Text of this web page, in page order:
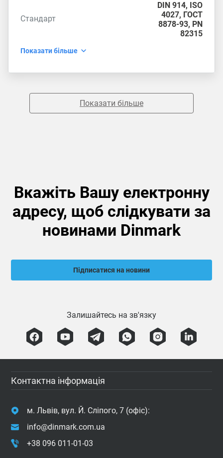
Стандарт
DIN 914, ISO
4027, ГОСТ
8878-93, PN
82315
Показати більше
Показати більше
Вкажіть Вашу електронну
адресу, щоб слідкувати за
новинами Dinmark
Підписатися на новини
Залишайтесь на зв'язку
Контактна інформація
м. Львів, вул. Й. Сліпого, 7 (офіс):
info@dinmark.com.ua
+38 096 011-01-03